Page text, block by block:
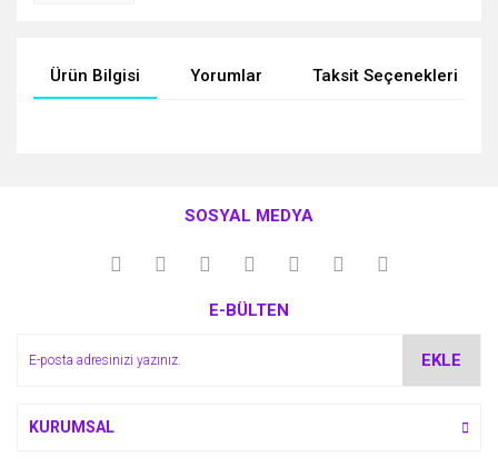
Ürün Bilgisi Yorumlar Taksit Seçenekleri
kullanarak tarafımıza iletebilirsiniz.
Görüş ve önerileriniz için teşekkür ederiz.
Ürün açıklamasında eksik bilgiler bulunuyor.
SOSYAL MEDYA
E-BÜLTEN
EKLE
KURUMSAL